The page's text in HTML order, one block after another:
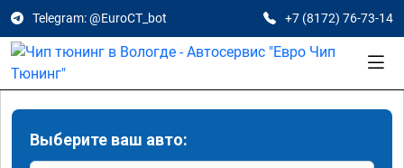
Telegram: @EuroCT_bot +7 (8172) 76-73-14
Выберите ваш авто: